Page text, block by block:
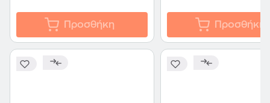
Προσθήκη Προσθήκη